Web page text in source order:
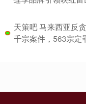
天策吧 马来西亚反
千宗案件，563宗定